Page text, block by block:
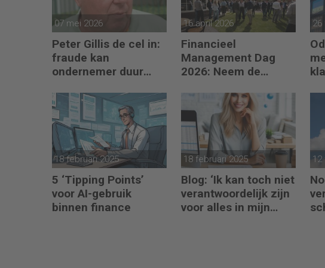
07 mei 2026
Peter Gillis de cel in:
fraude kan
ondernemer duur
16 april 2026
Financieel
Management Dag
2026: Neem de
26
18 februari 2025
5 ‘Tipping Points’
voor AI-gebruik
binnen finance
18 februari 2025
Blog: ‘Ik kan toch niet
verantwoordelijk zijn
voor alles in mijn
12